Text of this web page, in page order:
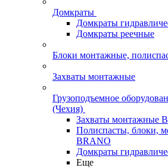
Домкраты
Домкраты
Домкраты реечные
Блоки монтажные,
Захваты монтажные
Грузоподъемное
(Чехия)
Захваты монтажные
Полиспасты, блоки,
BRANO
Домкраты
Еще